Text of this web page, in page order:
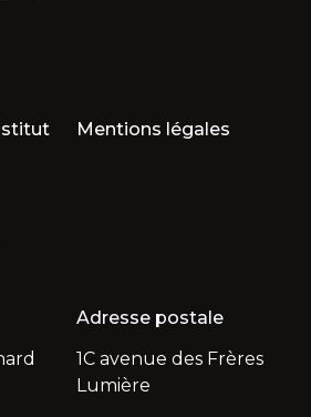
Mentions légales
Adresse postale
1C avenue des Frères
Lumière